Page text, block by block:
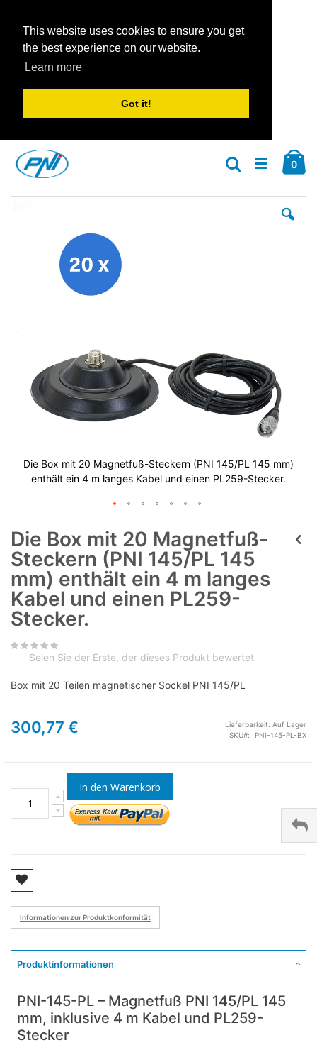
This website uses cookies to ensure you get
the best experience on our website.
Learn more
Got it!
Inhalt
springen
0
Suche
Die Box mit 20 Magnetfuß-Steckern (PNI 145/PL 145 mm)
enthält ein 4 m langes Kabel und einen PL259-Stecker.
Die Box mit 20 Magnetfuß-
Steckern (PNI 145/PL 145
mm) enthält ein 4 m langes
Kabel und einen PL259-
Stecker.
Seien Sie der Erste, der dieses Produkt bewertet
Box mit 20 Teilen magnetischer Sockel PNI 145/PL
300,77 € Lieferbarkeit: Auf Lager
SKU
PNI-145-PL-BX
In den Warenkorb
Informationen zur Produktkonformität
Produktinformationen
PNI-145-PL – Magnetfuß PNI 145/PL 145
mm, inklusive 4 m Kabel und PL259-
Stecker